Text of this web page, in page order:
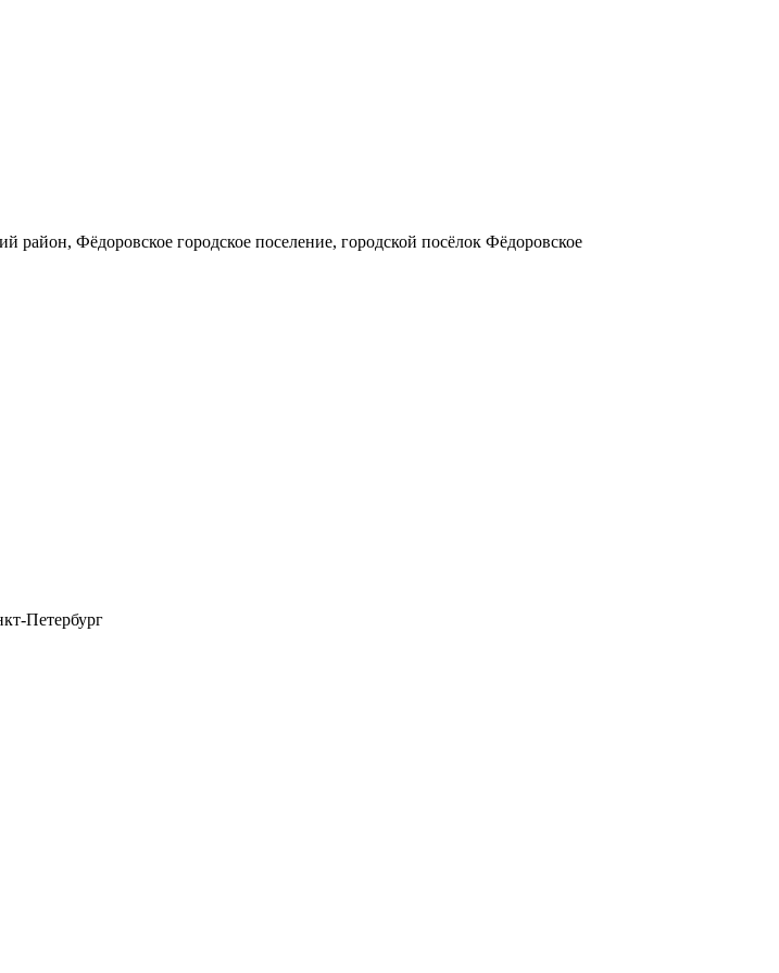
район, Фёдоровское городское поселение, городской посёлок Фёдоровское
Петербург